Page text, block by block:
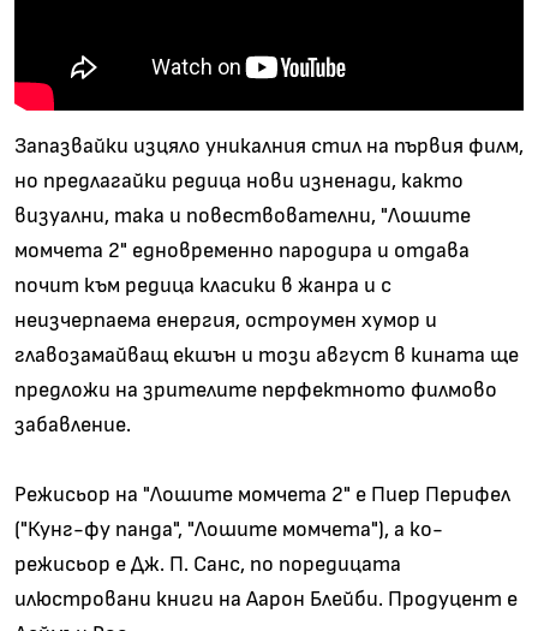
Запазвайки изцяло уникалния стил на първия филм,
но предлагайки редица нови изненади, както
визуални, така и повествователни, "Лошите
момчета 2" едновременно пародира и отдава
почит към редица класики в жанра и с
неизчерпаема енергия, остроумен хумор и
главозамайващ екшън и този август в кината ще
предложи на зрителите перфектното филмово
забавление.
Режисьор на "Лошите момчета 2" е Пиер Перифел
("Кунг-фу панда", "Лошите момчета"), а ко-
режисьор е Дж. П. Санс, по поредицата
илюстровани книги на Аарон Блейби. Продуцент е